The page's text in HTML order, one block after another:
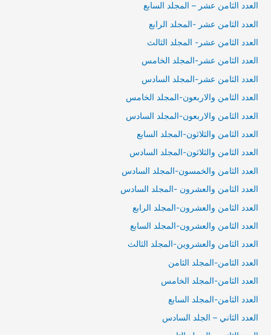
العدد الثامن عشر – المجلد السابع
العدد الثامن عشر -المجلد الرابع
العدد الثامن عشر- المجلد الثالث
العدد الثامن عشر-المجلد الخامس
العدد الثامن عشر-المجلد السادس
العدد الثامن والاربعون-المجلد الخامس
العدد الثامن والاربعون-المجلد السادس
العدد الثامن والثلاثون-المجلد السابع
العدد الثامن والثلاثون-المجلد السادس
العدد الثامن والخمسون-المجلد السادس
العدد الثامن والعشرون -المجلد السادس
العدد الثامن والعشرون-المجلد الرابع
العدد الثامن والعشرون-المجلد السابع
العدد الثامن والعشروين-المجلد الثالث
العدد الثامن-المجلد الثامن
العدد الثامن-المجلد الخامس
العدد الثامن-المجلد السابع
العدد الثاني – الجلد السادس